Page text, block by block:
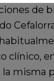
de
clínico,
misma